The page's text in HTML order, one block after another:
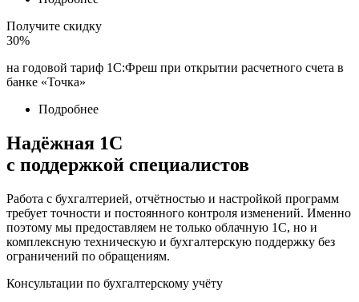
Получите скидку
30%
на годовой тариф 1С:Фреш при открытии расчетного счета в
банке «Точка»
Подробнее
Надёжная 1С
с поддержкой специалистов
Работа с бухгалтерией, отчётностью и настройкой программ
требует точности и постоянного контроля изменений. Именно
поэтому мы предоставляем не только облачную 1С, но и
комплексную техническую и бухгалтерскую поддержку без
ограничений по обращениям.
Консультации по бухгалтерскому учёту